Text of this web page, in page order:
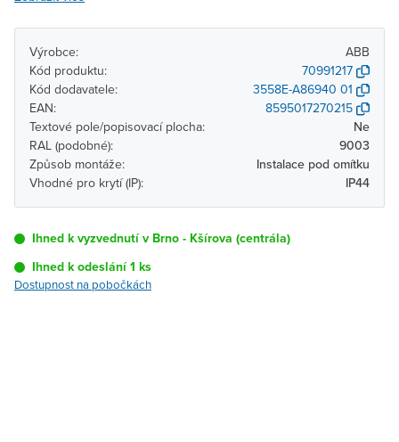
Výrobce:
ABB
Kód produktu:
70991217
Kód dodavatele:
3558E-A86940 01
EAN:
8595017270215
Textové pole/popisovací plocha:
Ne
RAL (podobné):
9003
Způsob montáže:
Instalace pod omítku
Vhodné pro krytí (IP):
IP44
Ihned k vyzvednutí v Brno - Kšírova (centrála)
Ihned k odeslání 1 ks
Dostupnost na pobočkách